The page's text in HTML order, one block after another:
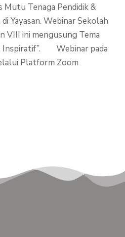
Tenaga Pendidik &
Yayasan. Webinar Sekolah
VIII ini mengusung Tema
Inspiratif”. Webinar pada
Platform Zoom